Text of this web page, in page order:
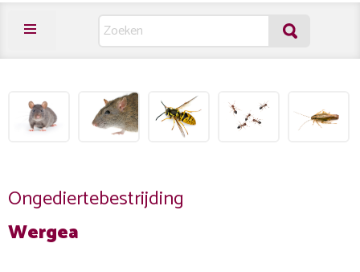
Ongediertebestrijding
Wergea